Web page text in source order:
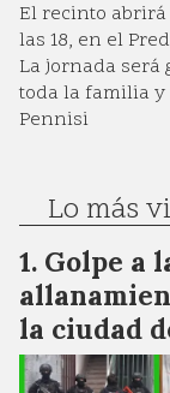
El recinto abrirá
las 18, en el
La jornada será
toda la familia
Pennisi
Lo más
Golpe a
la ciudad